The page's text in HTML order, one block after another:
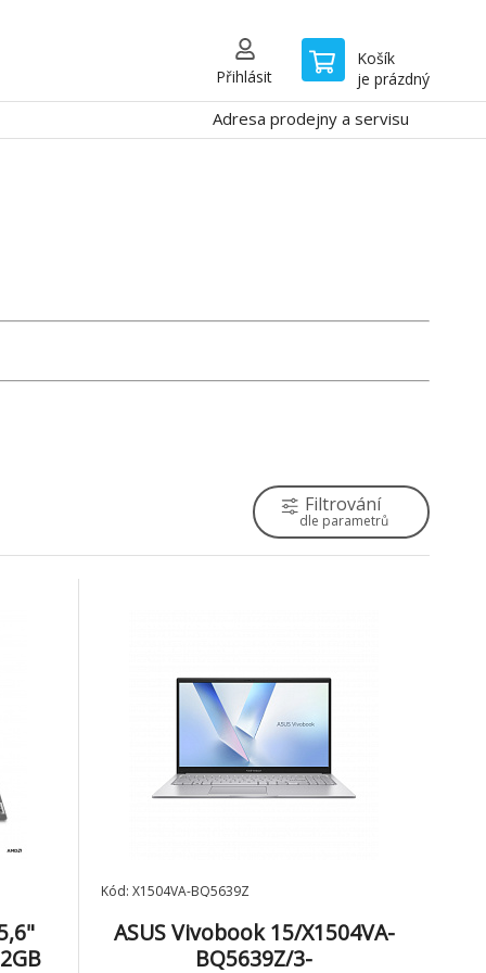
Přihlásit
Košík
je prázdný
Adresa prodejny a servisu
Filtrování
dle parametrů
Kód: X1504VA-BQ5639Z
ASUS Vivobook 15/X1504VA-
BQ5639Z/3-